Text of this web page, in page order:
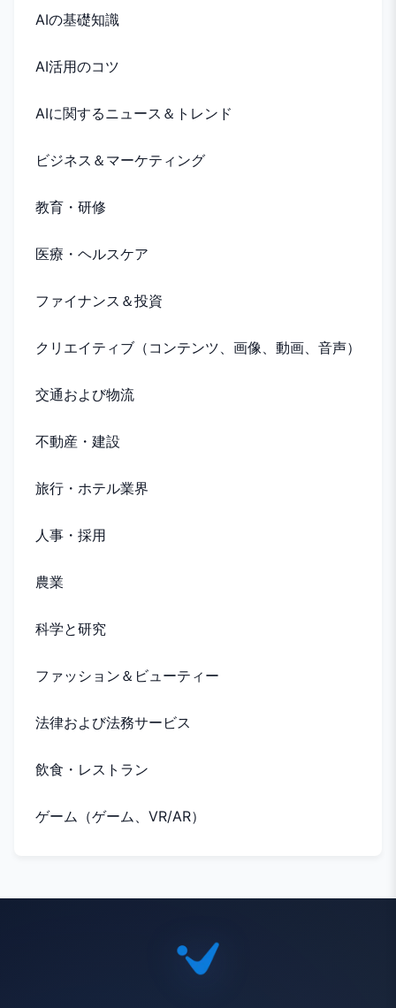
AIの基礎知識
AI活用のコツ
AIに関するニュース＆トレンド
ビジネス＆マーケティング
教育・研修
医療・ヘルスケア
ファイナンス＆投資
クリエイティブ（コンテンツ、画像、動画、音声）
交通および物流
不動産・建設
旅行・ホテル業界
人事・採用
農業
科学と研究
ファッション＆ビューティー
法律および法務サービス
飲食・レストラン
ゲーム（ゲーム、VR/AR）